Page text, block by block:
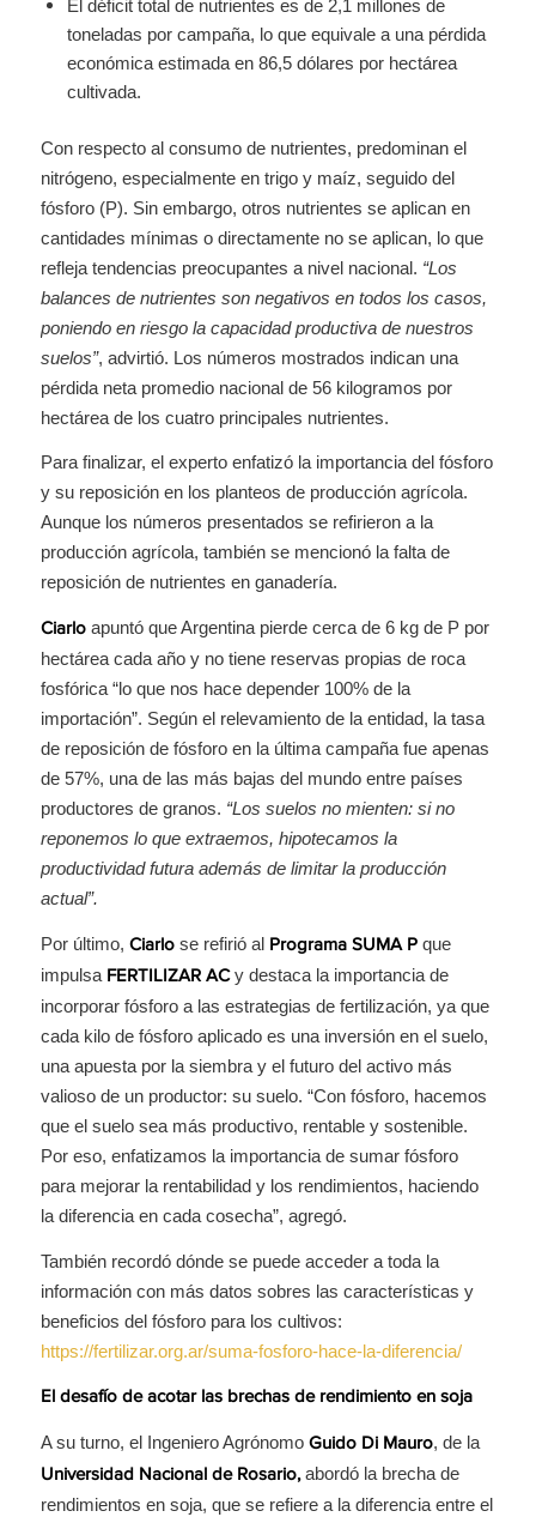
El déficit total de nutrientes es de 2,1 millones de
toneladas por campaña, lo que equivale a una pérdida
económica estimada en 86,5 dólares por hectárea
cultivada.
Con respecto al consumo de nutrientes, predominan el
nitrógeno, especialmente en trigo y maíz, seguido del
fósforo (P). Sin embargo, otros nutrientes se aplican en
cantidades mínimas o directamente no se aplican, lo que
refleja tendencias preocupantes a nivel nacional. “Los
balances de nutrientes son negativos en todos los casos,
poniendo en riesgo la capacidad productiva de nuestros
suelos”, advirtió. Los números mostrados indican una
pérdida neta promedio nacional de 56 kilogramos por
hectárea de los cuatro principales nutrientes.
Para finalizar, el experto enfatizó la importancia del fósforo
y su reposición en los planteos de producción agrícola.
Aunque los números presentados se refirieron a la
producción agrícola, también se mencionó la falta de
reposición de nutrientes en ganadería.
Ciarlo apuntó que Argentina pierde cerca de 6 kg de P por
hectárea cada año y no tiene reservas propias de roca
fosfórica “lo que nos hace depender 100% de la
importación”. Según el relevamiento de la entidad, la tasa
de reposición de fósforo en la última campaña fue apenas
de 57%, una de las más bajas del mundo entre países
productores de granos. “Los suelos no mienten: si no
reponemos lo que extraemos, hipotecamos la
productividad futura además de limitar la producción
actual”.
Por último, Ciarlo se refirió al Programa SUMA Pque
impulsa FERTILIZAR AC y destaca la importancia de
incorporar fósforo a las estrategias de fertilización, ya que
cada kilo de fósforo aplicado es una inversión en el suelo,
una apuesta por la siembra y el futuro del activo más
valioso de un productor: su suelo. “Con fósforo, hacemos
que el suelo sea más productivo, rentable y sostenible.
Por eso, enfatizamos la importancia de sumar fósforo
para mejorar la rentabilidad y los rendimientos, haciendo
la diferencia en cada cosecha”, agregó.
También recordó dónde se puede acceder a toda la
información con más datos sobres las características y
beneficios del fósforo para los cultivos:
https://fertilizar.org.ar/suma-fosforo-hace-la-diferencia/
El desafío de acotar las brechas de rendimiento en soja
A su turno, el Ingeniero Agrónomo Guido Di Mauro, de la
Universidad Nacional de Rosario,abordó la brecha de
rendimientos en soja, que se refiere a la diferencia entre el